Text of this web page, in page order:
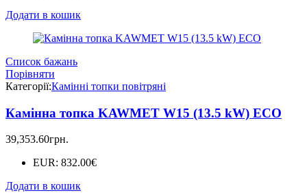
Додати в кошик
Список бажань
Порівняти
Категорії:Камінні топки повітряні
Камінна топка KAWMET W15 (13.5 kW) ECO
39,353.60грн.
EUR: 832.00€
Додати в кошик